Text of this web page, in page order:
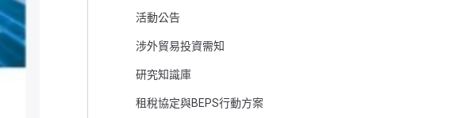
活動公告
涉外貿易投資需知
研究知識庫
租稅協定與BEPS行動方案